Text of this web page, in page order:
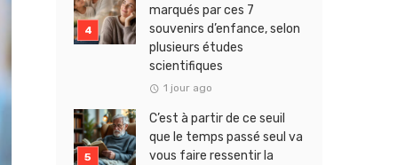
marqués par ces 7
souvenirs d’enfance, selon
plusieurs études
scientifiques
1 jour ago
C’est à partir de ce seuil
que le temps passé seul va
vous faire ressentir la